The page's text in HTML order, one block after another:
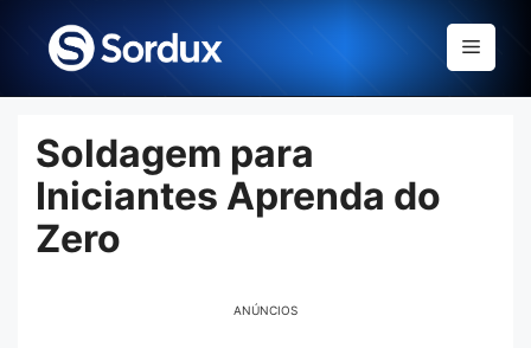
content
Menu
Soldagem para
Iniciantes Aprenda do
Zero
ANÚNCIOS